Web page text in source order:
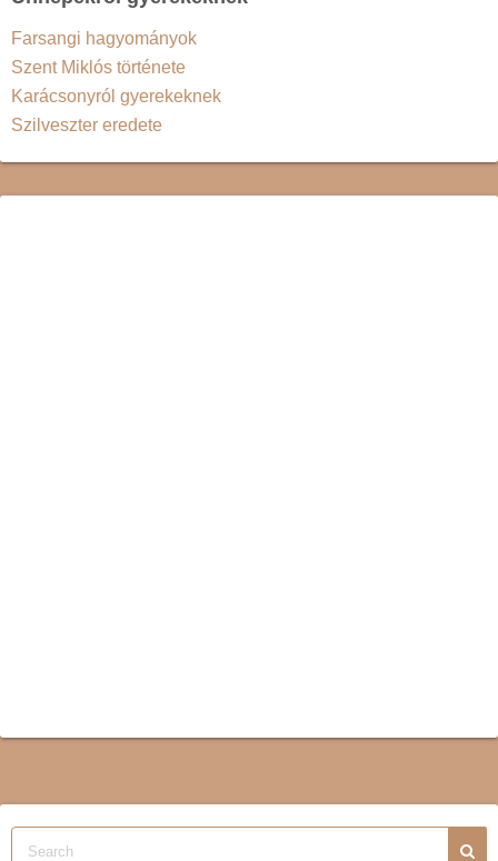
Farsangi hagyományok
Szent Miklós története
Karácsonyról gyerekeknek
Szilveszter eredete